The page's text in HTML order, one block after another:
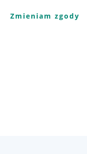
Zmieniam zgody